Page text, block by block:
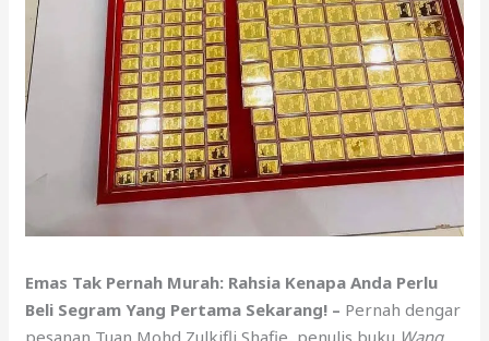
Emas Tak Pernah Murah: Rahsia Kenapa Anda Perlu
Beli Segram Yang Pertama Sekarang! – Pernah dengar
pesanan Tuan Mohd Zulkifli Shafie, penulis buku Wang